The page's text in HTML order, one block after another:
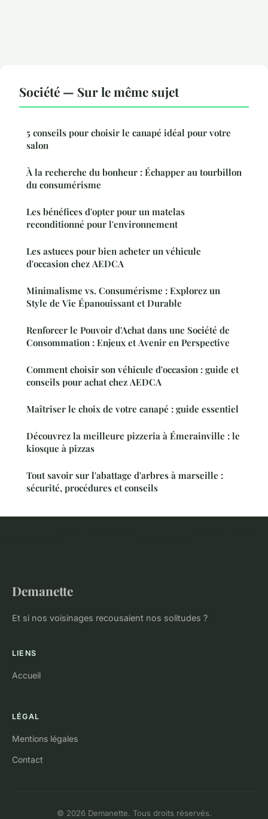
Société — Sur le même sujet
5 conseils pour choisir le canapé idéal pour votre
salon
À la recherche du bonheur : Échapper au tourbillon
du consumérisme
Les bénéfices d'opter pour un matelas
reconditionné pour l'environnement
Les astuces pour bien acheter un véhicule
d'occasion chez AEDCA
Minimalisme vs. Consumérisme : Explorez un
Style de Vie Épanouissant et Durable
Renforcer le Pouvoir d'Achat dans une Société de
Consommation : Enjeux et Avenir en Perspective
Comment choisir son véhicule d'occasion : guide et
conseils pour achat chez AEDCA
Maîtriser le choix de votre canapé : guide essentiel
Découvrez la meilleure pizzeria à Émerainville : le
kiosque à pizzas
Tout savoir sur l'abattage d'arbres à marseille :
sécurité, procédures et conseils
Demanette
Et si nos voisinages recousaient nos solitudes ?
LIENS
Accueil
LÉGAL
Mentions légales
Contact
© 2026 Demanette. Tous droits réservés.